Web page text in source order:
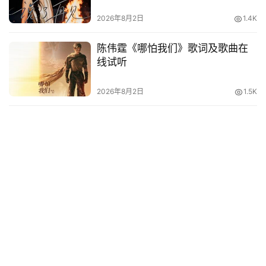
2026年8月2日 1.4K
陈伟霆《哪怕我们》歌词及歌曲在
线试听
2026年8月2日 1.5K